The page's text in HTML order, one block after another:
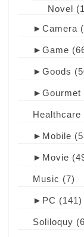
Novel
► Camera
► Game
► Goods
► Gourmet
Healthcare
► Mobile
► Movie
Music (7)
► PC (141)
Soliloquy